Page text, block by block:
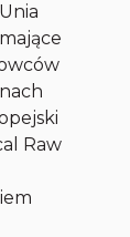
Raw